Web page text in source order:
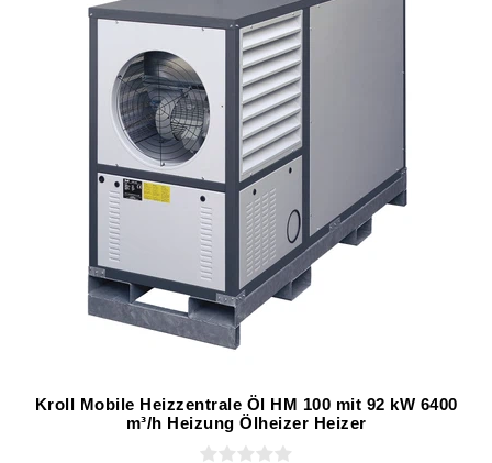
Kroll Mobile Heizzentrale Öl HM 100 mit 92 kW 6400
m³/h Heizung Ölheizer Heizer